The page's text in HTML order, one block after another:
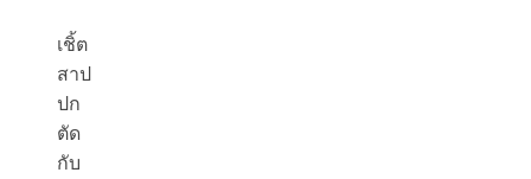
เชิ้ต
สาป
ปก
ตัด
กับ